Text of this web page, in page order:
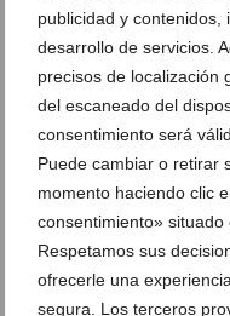
publicidad y contenidos,
desarrollo de servicios.
precisos de localización
del escaneado del
consentimiento será
Puede cambiar o retirar
momento haciendo clic
consentimiento» situado
Respetamos sus
ofrecerle una
segura. Los terceros